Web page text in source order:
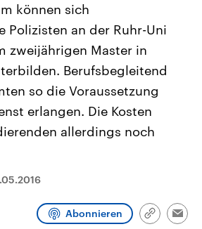
Anhalt
am 6.
neuen
das
Koalition aus
Berichte
Parteien
USA
Aktuelle Beiträge,
Hintergründe
Wirtschaftlich und
gehören die Vereinigten
den mächtigsten Ländern
mit großem Einfluss auf
aktuelle Weltgeschehen.
Podcasts
können sich
Polizisten an der Ruhr-Uni
zweijährigen Master in
Berufsbegleitend
so die Voraussetzung
erlangen. Die Kosten
allerdings noch
Abonnieren
Link